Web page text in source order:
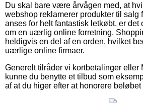
Du skal bare være årvågen med, at
webshop reklamerer produkter til salg
anses for helt fantastisk letkøbt, er
om en uærlig online forretning.
heldigvis en del af en orden, hvilket
uærlige online firmaer.
Generelt tilråder vi kortbetalinger eller
kunne du benytte et tilbud som
af at du higer efter at honorere